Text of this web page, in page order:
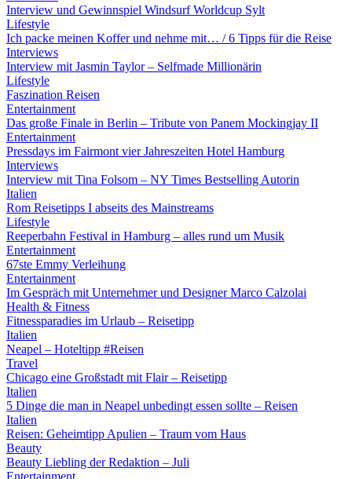
Interview und Gewinnspiel Windsurf Worldcup Sylt
Lifestyle
Ich packe meinen Koffer und nehme mit… / 6 Tipps für die Reise
Interviews
Interview mit Jasmin Taylor – Selfmade Millionärin
Lifestyle
Faszination Reisen
Entertainment
Das große Finale in Berlin – Tribute von Panem Mockingjay II
Entertainment
Pressdays im Fairmont vier Jahreszeiten Hotel Hamburg
Interviews
Interview mit Tina Folsom – NY Times Bestselling Autorin
Italien
Rom Reisetipps I abseits des Mainstreams
Lifestyle
Reeperbahn Festival in Hamburg – alles rund um Musik
Entertainment
67ste Emmy Verleihung
Entertainment
Im Gespräch mit Unternehmer und Designer Marco Calzolai
Health & Fitness
Fitnessparadies im Urlaub – Reisetipp
Italien
Neapel – Hoteltipp #Reisen
Travel
Chicago eine Großstadt mit Flair – Reisetipp
Italien
5 Dinge die man in Neapel unbedingt essen sollte – Reisen
Italien
Reisen: Geheimtipp Apulien – Traum vom Haus
Beauty
Beauty Liebling der Redaktion – Juli
Entertainment